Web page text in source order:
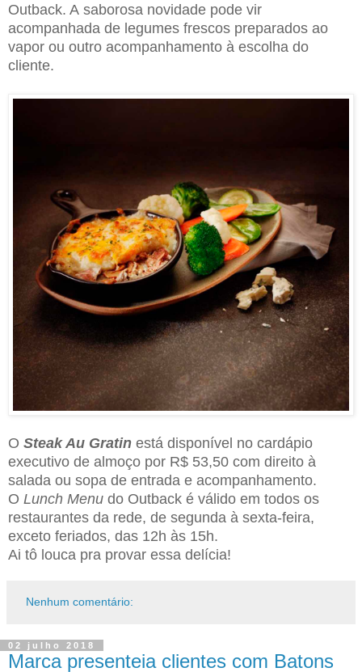
Outback. A saborosa novidade pode vir
acompanhada de legumes frescos preparados ao
vapor ou outro acompanhamento à escolha do
cliente.
O Steak Au Gratin está disponível no cardápio
executivo de almoço por R$ 53,50 com direito à
salada ou sopa de entrada e acompanhamento.
O Lunch Menu do Outback é válido em todos os
restaurantes da rede, de segunda à sexta-feira,
exceto feriados, das 12h às 15h.
Ai tô louca pra provar essa delícia!
Nenhum comentário:
02 julho 2018
Marca presenteia clientes com Batons